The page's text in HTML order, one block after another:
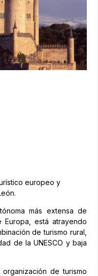
europeo y
más extensa de
está atrayendo
de turismo rural,
de la UNESCO y baja
organización de turismo